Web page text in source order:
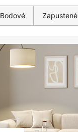
Bodové Zapustené